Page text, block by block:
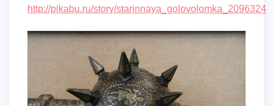
http://pikabu.ru/story/starinnaya_golovolomka_2096324